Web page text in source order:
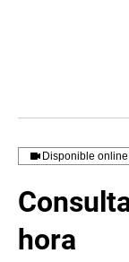
Disponible online
hora